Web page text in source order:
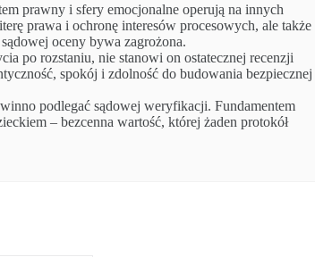
prawny i sfery emocjonalne operują na innych
prawa i ochronę interesów procesowych, ale także
oceny bywa zagrożona.
po rozstaniu, nie stanowi on ostatecznej recenzji
spokój i zdolność do budowania bezpiecznej
podlegać sądowej weryfikacji. Fundamentem
– bezcenna wartość, której żaden protokół